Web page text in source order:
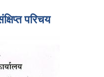
परिचय